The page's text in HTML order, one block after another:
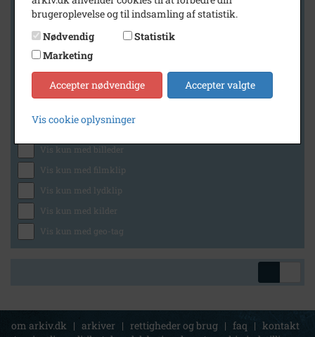
Holbæk Stadsarkiv
Generelt
Vis kun med billeder
Vis kun med filmklip
Vis kun med lydklip
Vis kun med kilder
Vis kun med geo-tag
om arkiv.dk | arkiver | rettigheder og brug | faq | kontakt
brugeroplevelse og til indsamling af statistik.
Nødvendig
Statistik
Marketing
Accepter nødvendige Accepter valgte
Vis cookie oplysninger